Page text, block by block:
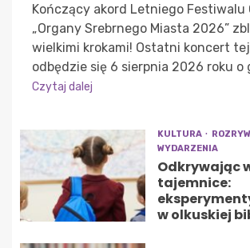
Kończący akord Letniego Festiwalu
„Organy Srebrnego Miasta 2026”
wielkimi krokami! Ostatni koncert
odbędzie się 6 sierpnia 2026 roku o
Czytaj dalej
KULTURA
WYDARZENIA
Odkrywając
tajemnice:
w olkuskiej